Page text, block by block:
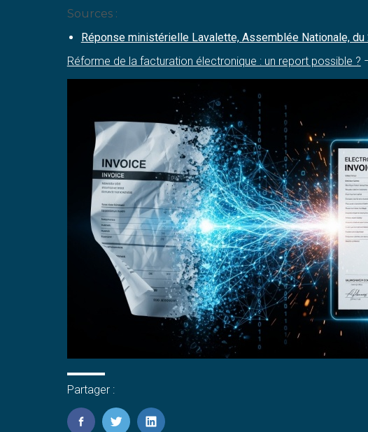
Sources :
Réponse ministérielle Lavalette, Assemblée Nationale,
Réforme de la facturation électronique : un report possible ?
Partager :